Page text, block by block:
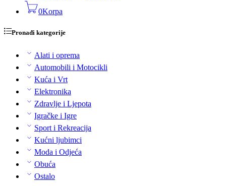
0Korpa
Pronađi kategorije
Alati i oprema
Automobili i Motocikli
Kuća i Vrt
Elektronika
Zdravlje i Ljepota
Igračke i Igre
Sport i Rekreacija
Kućni ljubimci
Moda i Odjeća
Obuća
Ostalo